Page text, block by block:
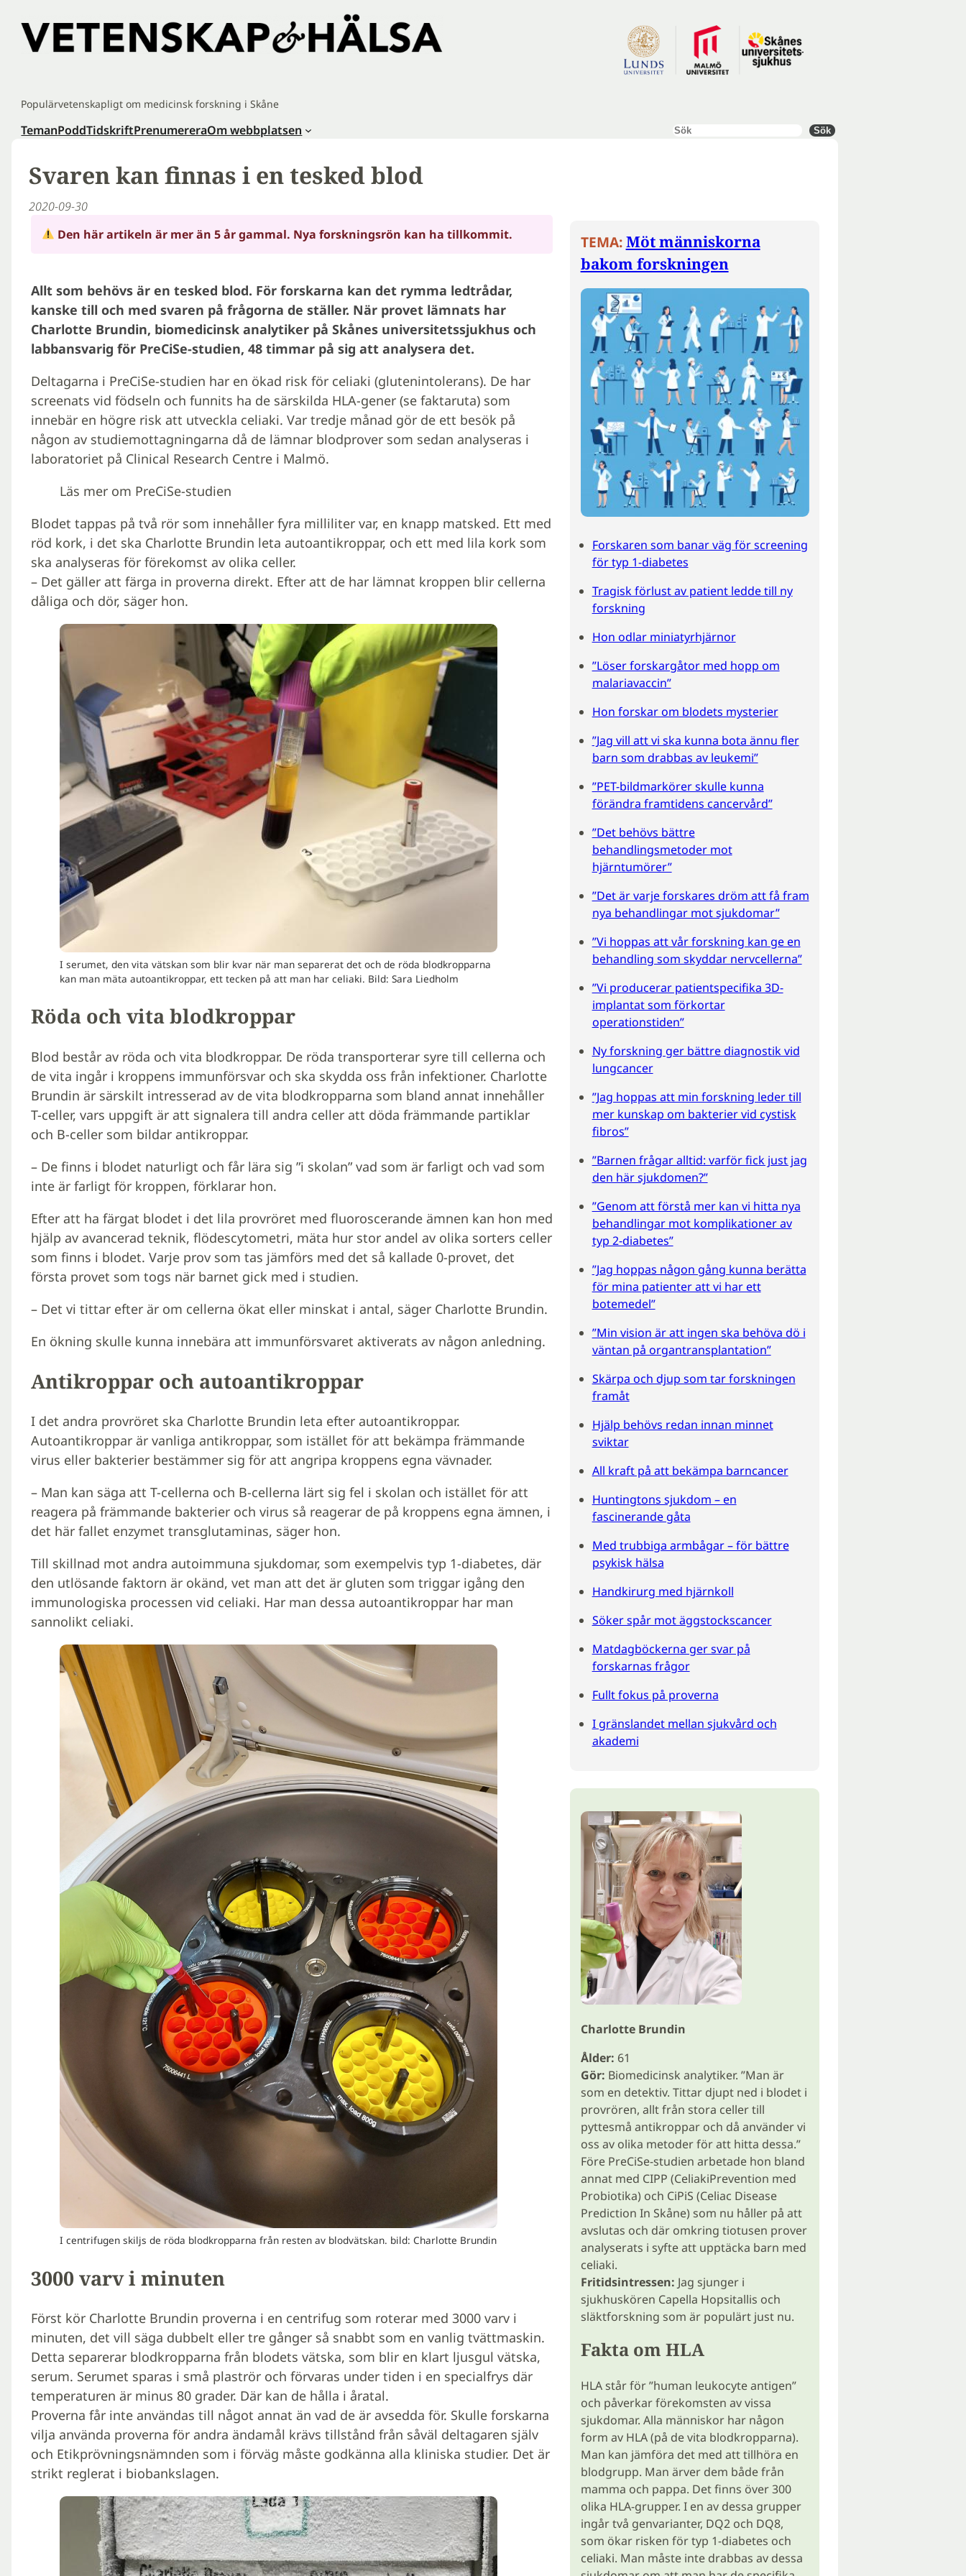
innehåll
Populärvetenskapligt om medicinsk forskning i Skåne
TemanPoddTidskriftPrenumereraOm webbplatsen Sök Sök
Svaren kan finnas i en tesked blod
2020-09-30
Den här artikeln är mer än 5 år gammal. Nya forskningsrön kan ha tillkommit.
Allt som behövs är en tesked blod. För forskarna kan det rymma ledtrådar,
kanske till och med svaren på frågorna de ställer. När provet lämnats har
Charlotte Brundin, biomedicinsk analytiker på Skånes universitetssjukhus och
labbansvarig för PreCiSe-studien, 48 timmar på sig att analysera det.
Deltagarna i PreCiSe-studien har en ökad risk för celiaki (glutenintolerans). De har
screenats vid födseln och funnits ha de särskilda HLA-gener (se faktaruta) som
innebär en högre risk att utveckla celiaki. Var tredje månad gör de ett besök på
någon av studiemottagningarna då de lämnar blodprover som sedan analyseras i
laboratoriet på Clinical Research Centre i Malmö.
Läs mer om PreCiSe-studien
Blodet tappas på två rör som innehåller fyra milliliter var, en knapp matsked. Ett med
röd kork, i det ska Charlotte Brundin leta autoantikroppar, och ett med lila kork som
ska analyseras för förekomst av olika celler.
– Det gäller att färga in proverna direkt. Efter att de har lämnat kroppen blir cellerna
dåliga och dör, säger hon.
I serumet, den vita vätskan som blir kvar när man separerat det och de röda blodkropparna
kan man mäta autoantikroppar, ett tecken på att man har celiaki. Bild: Sara Liedholm
Röda och vita blodkroppar
Blod består av röda och vita blodkroppar. De röda transporterar syre till cellerna och
de vita ingår i kroppens immunförsvar och ska skydda oss från infektioner. Charlotte
Brundin är särskilt intresserad av de vita blodkropparna som bland annat innehåller
T-celler, vars uppgift är att signalera till andra celler att döda främmande partiklar
och B-celler som bildar antikroppar.
– De finns i blodet naturligt och får lära sig ”i skolan” vad som är farligt och vad som
inte är farligt för kroppen, förklarar hon.
Efter att ha färgat blodet i det lila provröret med fluoroscerande ämnen kan hon med
hjälp av avancerad teknik, flödescytometri, mäta hur stor andel av olika sorters celler
som finns i blodet. Varje prov som tas jämförs med det så kallade 0-provet, det
första provet som togs när barnet gick med i studien.
– Det vi tittar efter är om cellerna ökat eller minskat i antal, säger Charlotte Brundin.
En ökning skulle kunna innebära att immunförsvaret aktiverats av någon anledning.
Antikroppar och autoantikroppar
I det andra provröret ska Charlotte Brundin leta efter autoantikroppar.
Autoantikroppar är vanliga antikroppar, som istället för att bekämpa främmande
virus eller bakterier bestämmer sig för att angripa kroppens egna vävnader.
– Man kan säga att T-cellerna och B-cellerna lärt sig fel i skolan och istället för att
reagera på främmande bakterier och virus så reagerar de på kroppens egna ämnen, i
det här fallet enzymet transglutaminas, säger hon.
Till skillnad mot andra autoimmuna sjukdomar, som exempelvis typ 1-diabetes, där
den utlösande faktorn är okänd, vet man att det är gluten som triggar igång den
immunologiska processen vid celiaki. Har man dessa autoantikroppar har man
sannolikt celiaki.
I centrifugen skiljs de röda blodkropparna från resten av blodvätskan. bild: Charlotte Brundin
3000 varv i minuten
Först kör Charlotte Brundin proverna i en centrifug som roterar med 3000 varv i
minuten, det vill säga dubbelt eller tre gånger så snabbt som en vanlig tvättmaskin.
Detta separerar blodkropparna från blodets vätska, som blir en klart ljusgul vätska,
serum. Serumet sparas i små plaströr och förvaras under tiden i en specialfrys där
temperaturen är minus 80 grader. Där kan de hålla i åratal.
Proverna får inte användas till något annat än vad de är avsedda för. Skulle forskarna
vilja använda proverna för andra ändamål krävs tillstånd från såväl deltagaren själv
och Etikprövningsnämnden som i förväg måste godkänna alla kliniska studier. Det är
strikt reglerat i biobankslagen.
TEMA: Möt människorna
bakom forskningen
Forskaren som banar väg för screening
för typ 1-diabetes
Tragisk förlust av patient ledde till ny
forskning
Hon odlar miniatyrhjärnor
”Löser forskargåtor med hopp om
malariavaccin”
Hon forskar om blodets mysterier
”Jag vill att vi ska kunna bota ännu fler
barn som drabbas av leukemi”
”PET-bildmarkörer skulle kunna
förändra framtidens cancervård”
”Det behövs bättre
behandlingsmetoder mot
hjärntumörer”
”Det är varje forskares dröm att få fram
nya behandlingar mot sjukdomar”
”Vi hoppas att vår forskning kan ge en
behandling som skyddar nervcellerna”
”Vi producerar patientspecifika 3D-
implantat som förkortar
operationstiden”
Ny forskning ger bättre diagnostik vid
lungcancer
”Jag hoppas att min forskning leder till
mer kunskap om bakterier vid cystisk
fibros”
”Barnen frågar alltid: varför fick just jag
den här sjukdomen?”
”Genom att förstå mer kan vi hitta nya
behandlingar mot komplikationer av
typ 2-diabetes”
”Jag hoppas någon gång kunna berätta
för mina patienter att vi har ett
botemedel”
”Min vision är att ingen ska behöva dö i
väntan på organtransplantation”
Skärpa och djup som tar forskningen
framåt
Hjälp behövs redan innan minnet
sviktar
All kraft på att bekämpa barncancer
Huntingtons sjukdom – en
fascinerande gåta
Med trubbiga armbågar – för bättre
psykisk hälsa
Handkirurg med hjärnkoll
Söker spår mot äggstockscancer
Matdagböckerna ger svar på
forskarnas frågor
Fullt fokus på proverna
I gränslandet mellan sjukvård och
akademi
Charlotte Brundin
Ålder: 61
Gör: Biomedicinsk analytiker. ”Man är
som en detektiv. Tittar djupt ned i blodet i
provrören, allt från stora celler till
pyttesmå antikroppar och då använder vi
oss av olika metoder för att hitta dessa.”
Före PreCiSe-studien arbetade hon bland
annat med CIPP (CeliakiPrevention med
Probiotika) och CiPiS (Celiac Disease
Prediction In Skåne) som nu håller på att
avslutas och där omkring tiotusen prover
analyserats i syfte att upptäcka barn med
celiaki.
Fritidsintressen: Jag sjunger i
sjukhuskören Capella Hopsitallis och
släktforskning som är populärt just nu.
Fakta om HLA
HLA står för ”human leukocyte antigen”
och påverkar förekomsten av vissa
sjukdomar. Alla människor har någon
form av HLA (på de vita blodkropparna).
Man kan jämföra det med att tillhöra en
blodgrupp. Man ärver dem både från
mamma och pappa. Det finns över 300
olika HLA-grupper. I en av dessa grupper
ingår två genvarianter, DQ2 och DQ8,
som ökar risken för typ 1-diabetes och
celiaki. Man måste inte drabbas av dessa